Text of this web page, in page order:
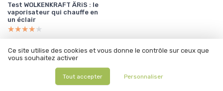
Test WOLKENKRAFT ÄRiS : le
vaporisateur qui chauffe en
un éclair
★★★★★
★★★★★
À lire aussi
Ce site utilise des cookies et vous donne le contrôle sur ceux que
vous souhaitez activer
Tout accepter Personnaliser